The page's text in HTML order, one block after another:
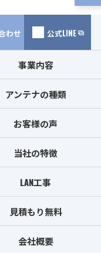
わせ 公式LINE
事業内容
アンテナの種類
お客様の声
当社の特徴
LAN工事
見積もり無料
会社概要